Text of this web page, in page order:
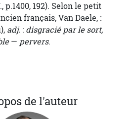
p.1400, 192). Selon le petit
français, Van Daele, :
adj. : disgracié par le sort,
— pervers.
de l'auteur